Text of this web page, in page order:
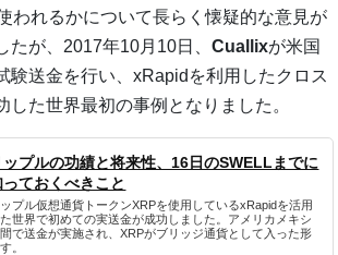
われるかについて長らく懐疑的な意見が
たが、2017年10月10日、Cuallixが米国
験送金を行い、xRapid を利用したクロス
した世界最初の事例となりました。
ップルの功績と将来性、16日のSWELLまでに
っておくべきこと
ップル仮想通貨トークンXRPを使用しているxRapidを活用
た世界で初めての実送金が成功しました。アメリカメキシ
間で送金が実施され、XRPがブリッジ通貨として入った形
。